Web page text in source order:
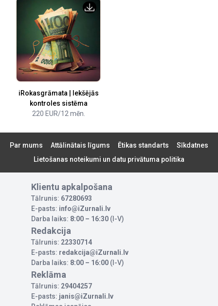
iRokasgrāmata | Iekšējās
kontroles sistēma
220 EUR/12 mēn.
Par mums Attālinātais līgums Ētikas standarts
Sīkdatnes
Lietošanas noteikumi un datu privātuma politika
Klientu apkalpošana
Tālrunis: 67280693
E-pasts: info@iZurnali.lv
Darba laiks: 8:00 – 16:30 (I-V)
Redakcija
Tālrunis: 22330714
E-pasts: redakcija@iZurnali.lv
Darba laiks: 8:00 – 16:00 (I-V)
Reklāma
Tālrunis: 29404257
E-pasts: janis@iZurnali.lv